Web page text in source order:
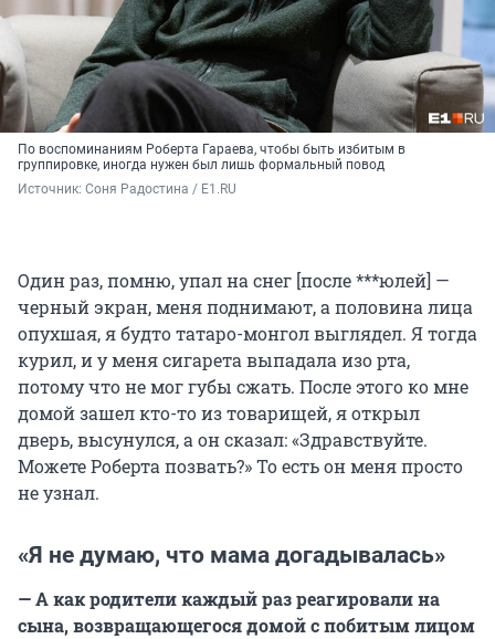
По воспоминаниям Роберта Гараева, чтобы быть избитым в
группировке, иногда нужен был лишь формальный повод
Источник: Соня Радостина / E1.RU
Один раз, помню, упал на снег [после ***юлей] —
черный экран, меня поднимают, а половина лица
опухшая, я будто татаро-монгол выглядел. Я тогда
курил, и у меня сигарета выпадала изо рта,
потому что не мог губы сжать. После этого ко мне
домой зашел кто-то из товарищей, я открыл
дверь, высунулся, а он сказал: «Здравствуйте.
Можете Роберта позвать?» То есть он меня просто
не узнал.
«Я не думаю, что мама догадывалась»
— А как родители каждый раз реагировали на
сына, возвращающегося домой с побитым лицом